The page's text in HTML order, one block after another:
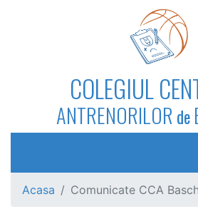
COLEGIUL
ANTRENORILOR de
Acasa Comunicate CCA